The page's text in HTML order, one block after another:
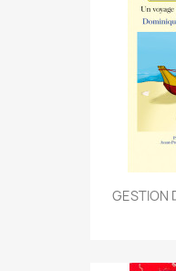
GESTION